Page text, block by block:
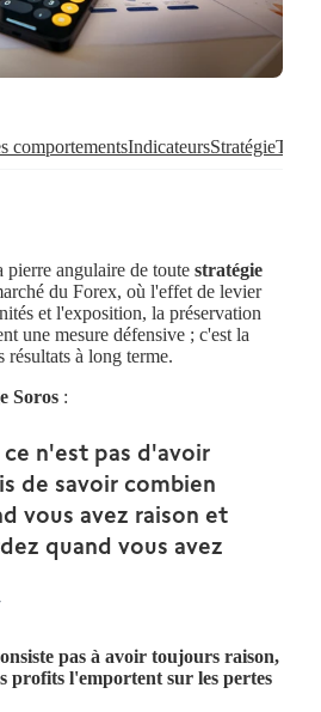
comportementsIndicateursStratégieTaille
pierre angulaire de toute stratégie
du Forex, où l'effet de levier
et l'exposition, la préservation
une mesure défensive ; c'est la
résultats à long terme.
Soros :
n'est pas d'avoir
de savoir combien
vous avez raison et
quand vous avez
pas à avoir toujours raison,
profits l'emportent sur les pertes